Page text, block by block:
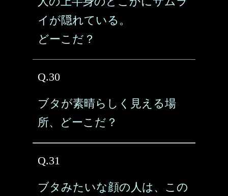
イが隠れている。
どーこだ？
Q.30
ブタが素晴らしく見える場
所、どーこだ？
Q.31
ブタみたいな顔の人は、この